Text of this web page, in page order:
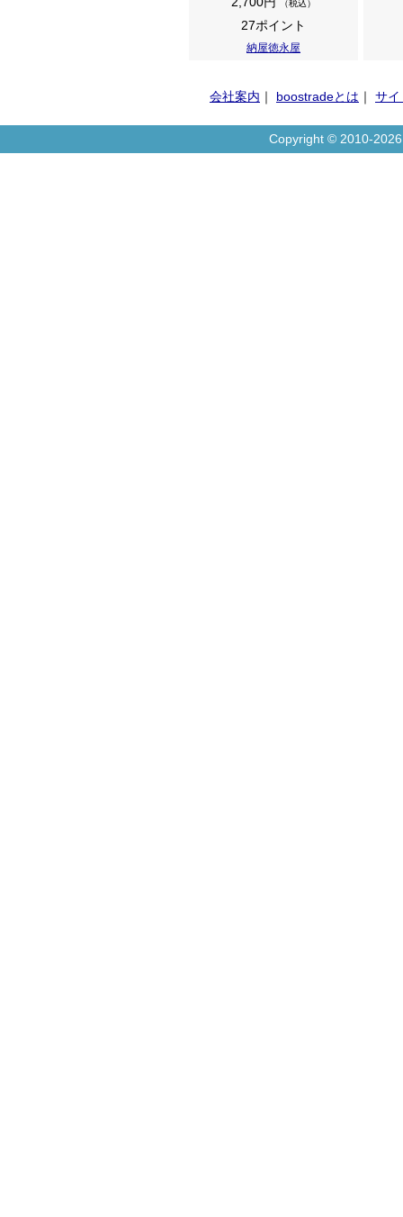
（税込）
27ポイント
納屋徳永屋
会社案内 ｜ boostradeとは ｜ サイ
Copyright © 2010-